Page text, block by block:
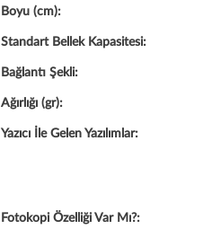
Boyu (cm):
Standart Bellek Kapasitesi:
Bağlantı Şekli:
Ağırlığı (gr):
Yazıcı İle Gelen Yazılımlar:
Fotokopi Özelliği Var Mı?: